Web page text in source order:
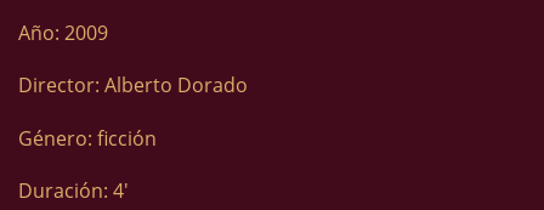
Año: 2009
Director: Alberto Dorado
Género: ficción
Duración: 4′